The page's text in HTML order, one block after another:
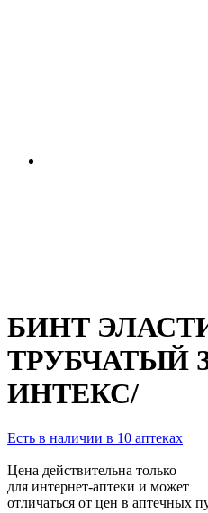
БИНТ
ТРУБЧАТЫЙ
ИНТЕКС/
Есть в наличии в 10 аптеках
Цена действительна только
для интернет-аптеки и может
отличаться от цен в аптечных